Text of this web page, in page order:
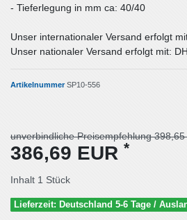
- Tieferlegung in mm ca: 40/40
Unser internationaler Versand erfolgt
Unser nationaler Versand erfolgt mit:
ArtikelnummerSP10-556
unverbindliche Preisempfehlung 398,65
386,69 EUR *
Inhalt 1 Stück
Lieferzeit: Deutschland 5-6 Tage /